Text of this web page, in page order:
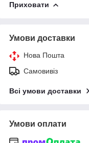
Приховати
Умови доставки
Нова Пошта
Самовивіз
Всі умови доставки
Умови оплати